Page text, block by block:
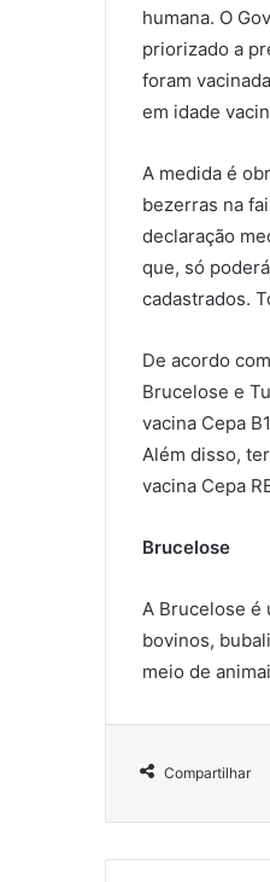
humana. O
priorizado a
foram
em idade
A medida é
bezerras na
declaração
que, só
cadastrados.
De acordo
Brucelose e
vacina Cepa
Além disso,
vacina Cepa
Brucelose
A Brucelose é
bovinos,
meio de
Compartilhar